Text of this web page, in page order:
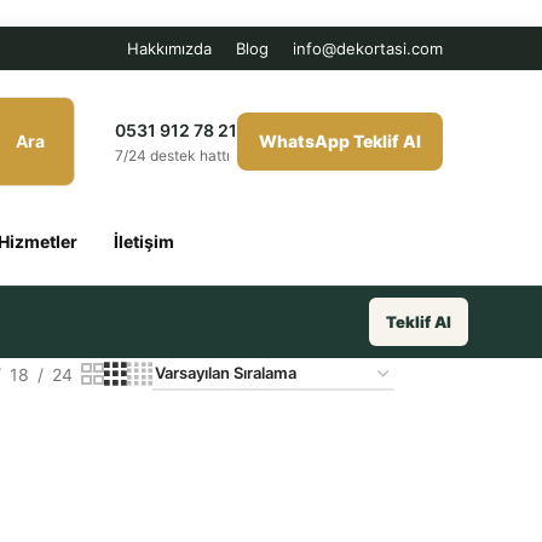
Hakkımızda Blog info@dekortasi.com
Ara
0531 912 78 21
7/24 destek hattı
WhatsApp Teklif Al
İletişim
Teklif Al
18 24